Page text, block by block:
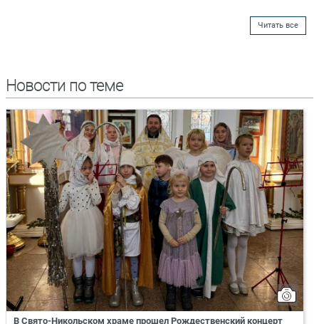
Читать все
Новости по теме
В Свято-Никольском храме прошел Рождественский концерт